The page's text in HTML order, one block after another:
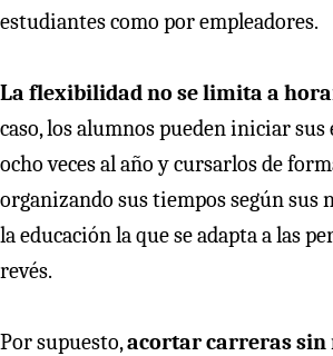
estudiantes como por empleadores.
La flexibilidad no se limita a
caso, los alumnos pueden iniciar
ocho veces al año y cursarlos de
organizando sus tiempos según sus
la educación la que se adapta a las
revés.
Por supuesto,acortar carreras sin